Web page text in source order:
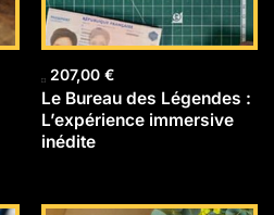
207,00 €
Le Bureau des Légendes :
L’expérience immersive
inédite